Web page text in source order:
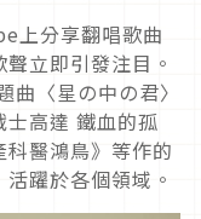
上分享翻唱歌曲
立即引發注目。
〈星の中の君〉
高達 鐵血的孤
醫鴻鳥》等作的
躍於各個領域。